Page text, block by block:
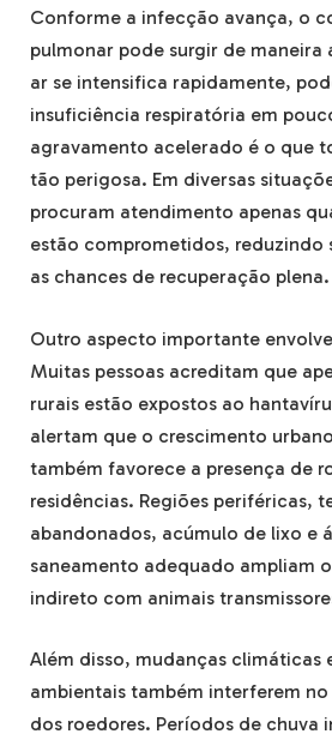
Conforme a infecção avança, o
pulmonar pode surgir de maneira
ar se intensifica rapidamente,
insuficiência respiratória em
agravamento acelerado é o que
tão perigosa. Em diversas
procuram atendimento apenas
estão comprometidos,
as chances de recuperação plena.
Outro aspecto importante
Muitas pessoas acreditam que
rurais estão expostos ao
alertam que o crescimento
também favorece a presença de
residências. Regiões periféricas,
abandonados, acúmulo de lixo e
saneamento adequado ampliam
indireto com animais
Além disso, mudanças climáticas
ambientais também interferem
dos roedores. Períodos de chuva